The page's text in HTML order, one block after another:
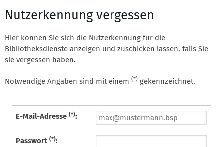
Nutzerkennung vergessen
Hier können Sie sich die Nutzerkennung für die
Bibliotheksdienste anzeigen und zuschicken lassen, falls Sie
sie vergessen haben.
Notwendige Angaben sind mit einem (*) gekennzeichnet.
E-Mail-Adresse(*):
Passwort(*):